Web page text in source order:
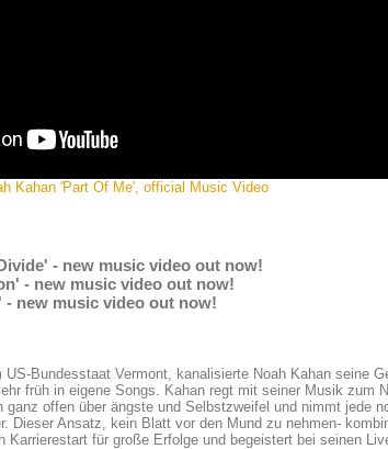
Kahan 'Part Of Me', official Music Video
- new music video out now!
- new music video out now!
- new music video out now!
Bundesstaat Vermont, kanalisierte Noah Kahan seine
früh in eigene Songs. Kahan regt mit seiner Musik zum
offen über ängste und Selbstzweifel und nimmt jede
Dieser Ansatz, kein Blatt vor den Mund zu nehmen-
für große Erfolge und begeistert bei seinen